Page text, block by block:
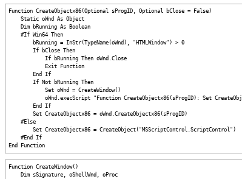
Function CreateObjectx86(Optional sProgID, Optional bClose = False)
Static oWnd As Object
Dim bRunning As Boolean
#If Win64 Then
bRunning = InStr(TypeName(oWnd), "HTMLWindow") > 0
If bClose Then
If bRunning Then oWnd.Close
Exit Function
End If
If Not bRunning Then
Set oWnd = CreateWindow()
oWnd.execScript "Function CreateObjectx86(sProgID): Set
End If
Set CreateObjectx86 = oWnd.CreateObjectx86(sProgID)
#Else
Set CreateObjectx86 = CreateObject("MSScriptControl.ScriptControl")
#End If
End Function
Function CreateWindow()
Dim sSignature, oShellWnd, oProc